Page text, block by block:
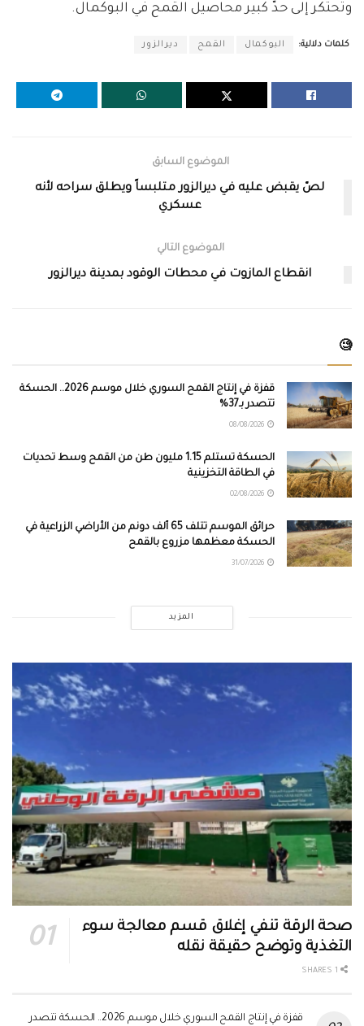
وتحتكر إلى حدّ كبير محاصيل القمح في البوكمال.
كلمات دلالية: البوكمال القمح ديرالزور
الموضوع السابق
لصّ يقبض عليه في ديرالزور متلبساً ويطلق سراحه لأنه
عسكري
الموضوع التالي
انقطاع المازوت في محطات الوقود بمدينة ديرالزور
🧐
قفزة في إنتاج القمح السوري خلال موسم 2026.. الحسكة
تتصدر بـ37%
الحسكة تستلم 1.15 مليون طن من القمح وسط تحديات
في الطاقة التخزينية
حرائق الموسم تتلف 65 ألف دونم من الأراضي الزراعية في
الحسكة معظمها مزروع بالقمح
المزيد
صحة الرقة تنفي إغلاق قسم معالجة سوء
التغذية وتوضح حقيقة نقله
قفزة في إنتاج القمح السوري خلال موسم 2026.. الحسكة تتصدر